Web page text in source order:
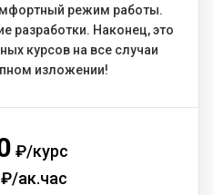
режим работы.
разработки. Наконец, это
курсов на все случаи
изложении!
₽/курс
₽/ак.час